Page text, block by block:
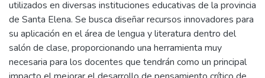
utilizados en diversas instituciones educativas de la provincia
de Santa Elena. Se busca diseñar recursos innovadores para
su aplicación en el área de lengua y literatura dentro del
salón de clase, proporcionando una herramienta muy
necesaria para los docentes que tendrán como un principal